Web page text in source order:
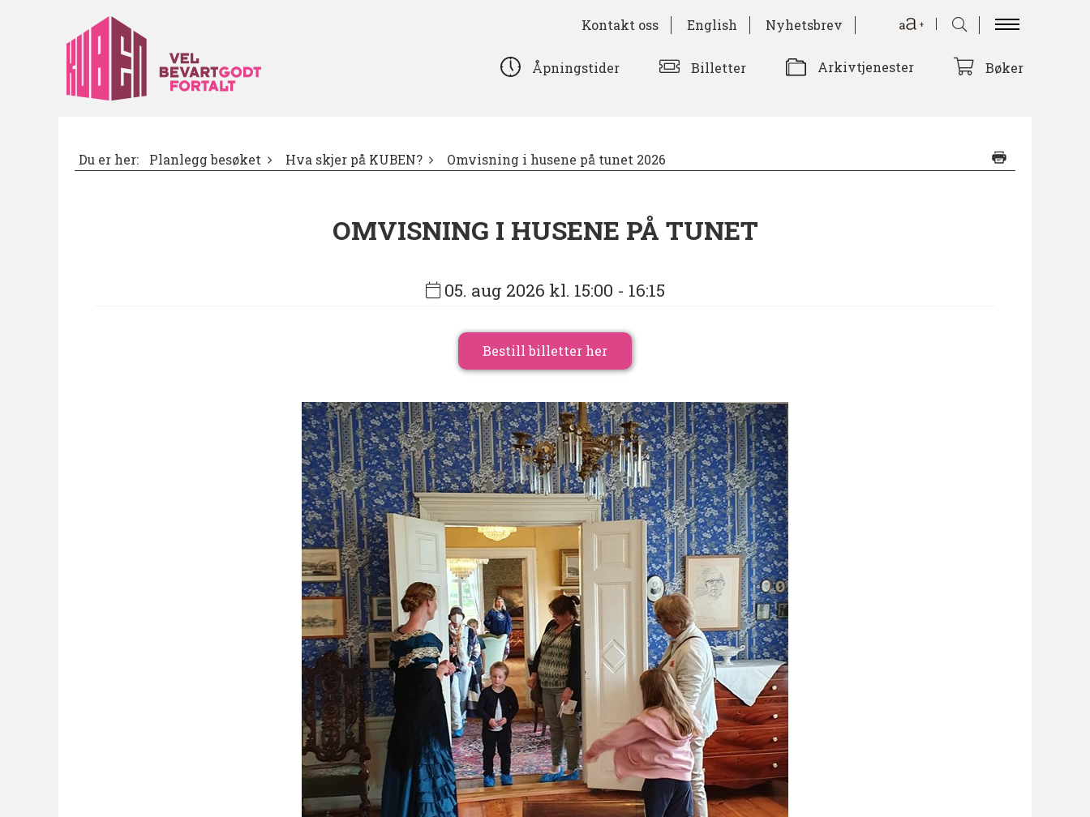
Kontakt oss English Nyhetsbrev
Åpningstider Billetter Arkivtjenester Bøker
Du er her: Planlegg besøket Hva skjer på KUBEN? Omvisning i husene på tunet 2026
OMVISNING I HUSENE PÅ TUNET
05. aug 2026 kl. 15:00 - 16:15
Bestill billetter her